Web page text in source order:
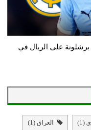
على الريال في
(1) العراق (1)